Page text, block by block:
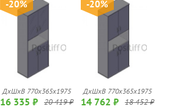
-20%
ДхШхВ 770х365х1975
16 335 ₽ 20 419 ₽
-20%
ДхШхВ 770х365х1975
14 762 ₽ 18 452 ₽